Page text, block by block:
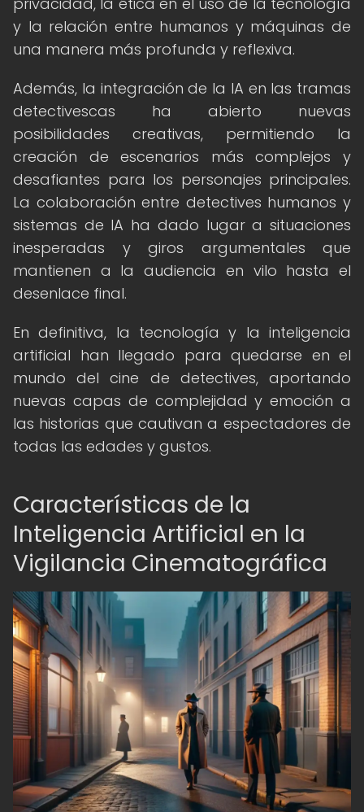
y la relación entre humanos y máquinas de
una manera más profunda y reflexiva.
Además, la integración de la IA en las tramas
detectivescas ha abierto nuevas
posibilidades creativas, permitiendo la
creación de escenarios más complejos y
desafiantes para los personajes principales.
La colaboración entre detectives humanos y
sistemas de IA ha dado lugar a situaciones
inesperadas y giros argumentales que
mantienen a la audiencia en vilo hasta el
desenlace final.
En definitiva, la tecnología y la inteligencia
artificial han llegado para quedarse en el
mundo del cine de detectives, aportando
nuevas capas de complejidad y emoción a
las historias que cautivan a espectadores de
todas las edades y gustos.
Características de la
Inteligencia Artificial en la
Vigilancia Cinematográfica